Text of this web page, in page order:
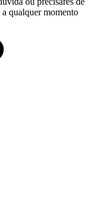
qualquer momento